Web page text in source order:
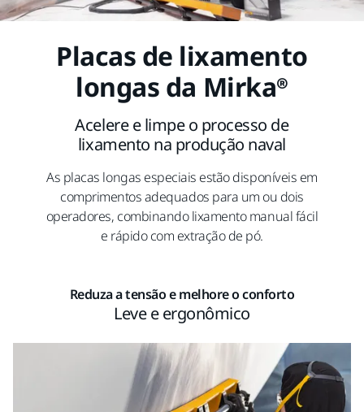
Placas de lixamento
longas da Mirka®
Acelere e limpe o processo de
lixamento na produção naval
As placas longas especiais estão disponíveis em
comprimentos adequados para um ou dois
operadores, combinando lixamento manual fácil
e rápido com extração de pó.
Reduza a tensão e melhore o conforto
Leve e ergonômico